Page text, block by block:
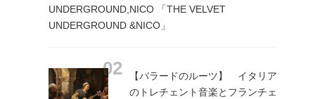
UNDERGROUND,NICO 「THE VELVET
UNDERGROUND &NICO」
【バラードのルーツ】 イタリア
のトレチェント音楽とフランチェ